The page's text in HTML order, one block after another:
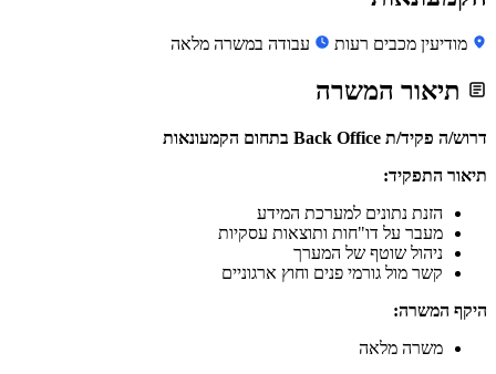
מודיעין מכבים רעות עבודה במשרה מלאה
תיאור המשרה
דרוש/ה פקיד/ת Back Office בתחום הקמעונאות
תיאור התפקיד:
הזנת נתונים למערכת המידע
מעבר על דו"חות ותוצאות עסקיות
ניהול שוטף של המערך
קשר מול גורמי פנים וחוץ ארגוניים
היקף המשרה:
משרה מלאה